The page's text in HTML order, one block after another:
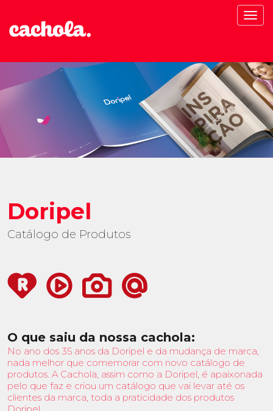
Doripel
Catálogo de Produtos
O que saiu da nossa cachola:
No ano dos 35 anos da Doripel e da mudança de marca,
nada melhor que comemorar com novo catálogo de
produtos. A Cachola, assim como a Doripel, é apaixonada
pelo que faz e criou um catálogo que vai levar até os
clientes da marca, toda a praticidade dos produtos
Doripel.